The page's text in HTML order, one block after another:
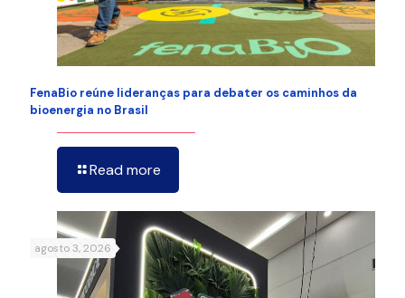
FenaBio reúne lideranças para debater os caminhos da
bioenergia no Brasil
Read more
agosto 3, 2026